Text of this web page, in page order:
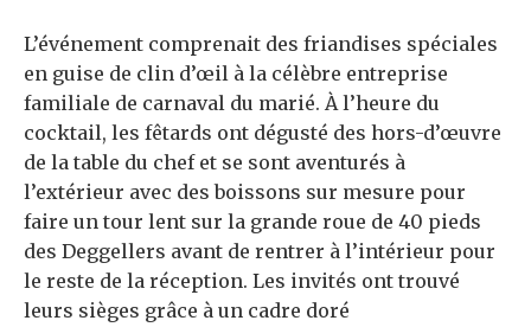
L’événement comprenait des friandises spéciales
en guise de clin d’œil à la célèbre entreprise
familiale de carnaval du marié. À l’heure du
cocktail, les fêtards ont dégusté des hors-d’œuvre
de la table du chef et se sont aventurés à
l’extérieur avec des boissons sur mesure pour
faire un tour lent sur la grande roue de 40 pieds
des Deggellers avant de rentrer à l’intérieur pour
le reste de la réception. Les invités ont trouvé
leurs sièges grâce à un cadre doré